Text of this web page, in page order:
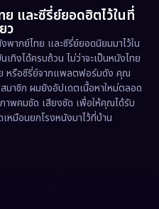
(363)
(326)
(9)
(57)
และซีรี่ย์ยอดฮิตไว้ในที่
ว
พากย์ไทย และซีรี่ย์ยอดนิยมมาไว้ใน
ทิงได้ครบถ้วน ไม่ว่าจะเป็นหนังไทย
หรือซีรี่ย์จากแพลตฟอร์มดัง คุณ
มาชิก ผมยังอัปเดตเนื้อหาใหม่ตลอด
าพคมชัด เสียงชัด เพื่อให้คุณได้รับ
หมือนยกโรงหนังมาไว้ที่บ้าน